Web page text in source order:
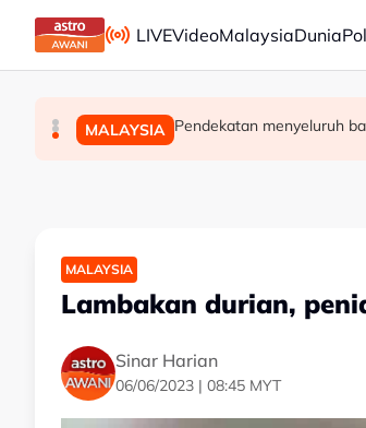
Skip to main content
LIVEVideoMalaysiaDunia
DUNIA Jerman naikkan anggaran
MALAYSIA Pendekatan menyeluruh
DUNIA Kebakaran hutan di Gunung
MALAYSIA
Lambakan durian,
Sinar Harian
06/06/2023 | 08:45 MYT